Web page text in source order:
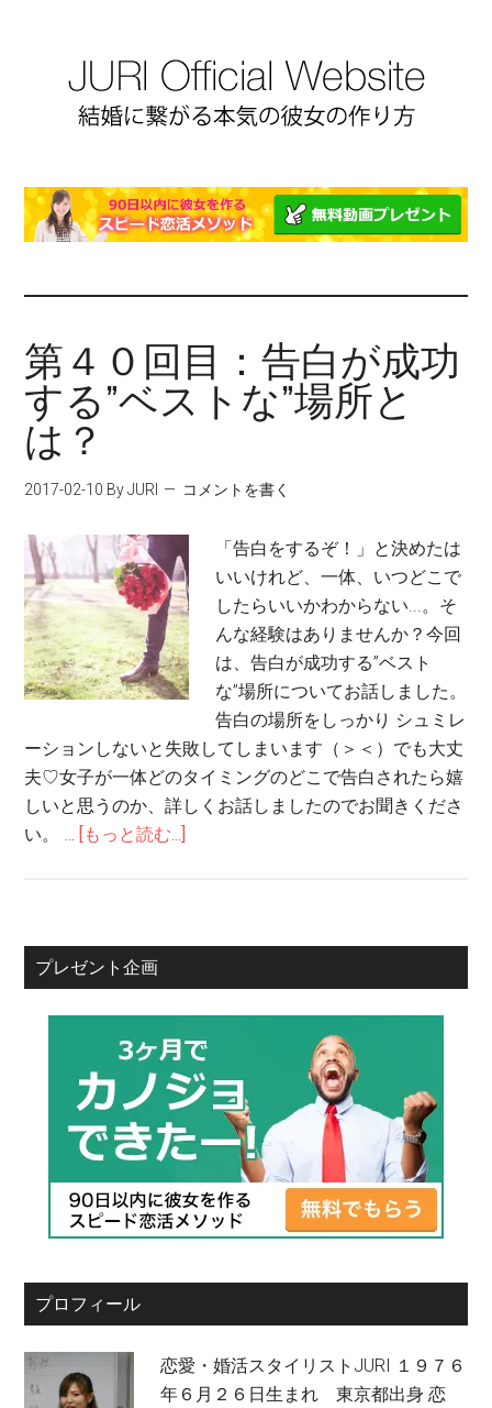
第４０回目：告白が成功
する”ベストな”場所と
は？
2017-02-10 By JURI コメントを書く
「告白をするぞ！」と決めたは
いいけれど、一体、いつどこで
したらいいかわからない...。そ
んな経験はありませんか？今回
は、告白が成功する”ベスト
な”場所についてお話しました。
告白の場所をしっかり シュミレ
ーションしないと失敗してしまいます（＞＜）でも大丈
夫♡女子が一体どのタイミングのどこで告白されたら嬉
しいと思うのか、詳しくお話しましたのでお聞きくださ
い。 … [もっと読む...]
プレゼント企画
プロフィール
恋愛・婚活スタイリストJURI １９７６
年６月２６日生まれ 東京都出身 恋